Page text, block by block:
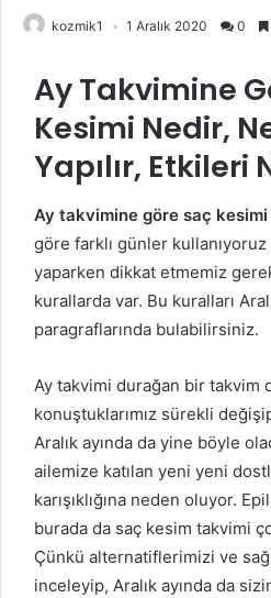
kozmik1 1 Aralık 2020 0
Ay Takvimine
Kesimi Nedir,
Yapılır, Etkileri
Ay takvimine göre saç kesimi
göre farklı günler
yaparken dikkat etmemiz
kurallarda var. Bu kuralları
paragraflarında bulabilirsiniz.
Ay takvimi durağan bir takvim
konuştuklarımız sürekli
Aralık ayında da yine böyle
ailemize katılan yeni yeni
karışıklığına neden oluyor.
burada da saç kesim takvimi
Çünkü alternatiflerimizi ve
inceleyip, Aralık ayında da